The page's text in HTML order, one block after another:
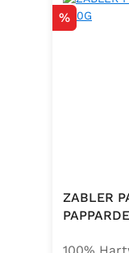
Rabatt
%
ZABLER
100%